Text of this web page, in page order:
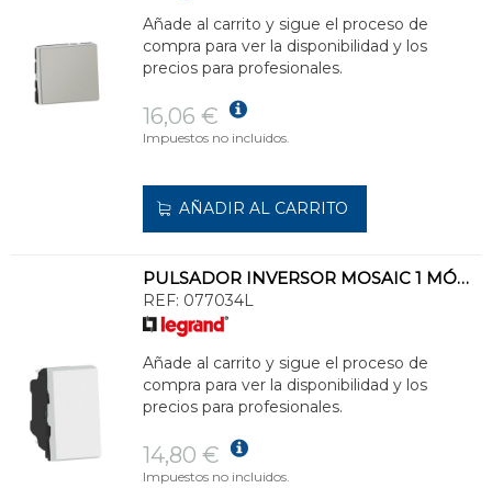
Añade al carrito y sigue el proceso de
compra para ver la disponibilidad y los
precios para profesionales.
16,06 €
Impuestos no incluidos.
AÑADIR AL CARRITO
PULSADOR INVERSOR MOSAIC 1 MÓDULO BORNE LIBRE DE TENSIÓN 6 A, BLANCO
REF: 077034L
Añade al carrito y sigue el proceso de
compra para ver la disponibilidad y los
precios para profesionales.
14,80 €
Impuestos no incluidos.